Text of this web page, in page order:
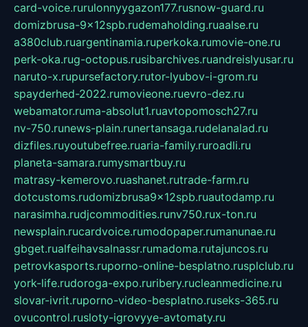
card-voice.rurulonnyygazon177.rusnow-guard.ru
domizbrusa-9x12spb.rudemaholding.ruaalse.ru
a380club.ruargentinamia.ruperkoka.rumovie-one.ru
perk-oka.rug-octopus.rusibarchives.ruandreislyusar.ru
naruto-x.rupursefactory.rutor-lyubov-i-grom.ru
spayderhed-2022.rumovieone.ruevro-dez.ru
webamator.ruma-absolut1.ruavtopomosch27.ru
nv-750.runews-plain.runertansaga.rudelanalad.ru
dizfiles.ruyoutubefree.ruaria-family.ruroadli.ru
planeta-samara.rumysmartbuy.ru
matrasy-kemerovo.ruashanet.rutrade-farm.ru
dotcustoms.rudomizbrusa9x12spb.ruautodamp.ru
narasimha.rudjcommodities.runv750.rux-ton.ru
newsplain.rucardvoice.rumodopaper.rumanunae.ru
gbget.rualfeihavsalnassr.rumadoma.rutajuncos.ru
petrovkasports.ruporno-online-besplatno.rusplclub.ru
york-life.rudoroga-expo.ruribery.rucleanmedicine.ru
slovar-ivrit.ruporno-video-besplatno.ruseks-365.ru
ovucontrol.rusloty-igrovyye-avtomaty.ru